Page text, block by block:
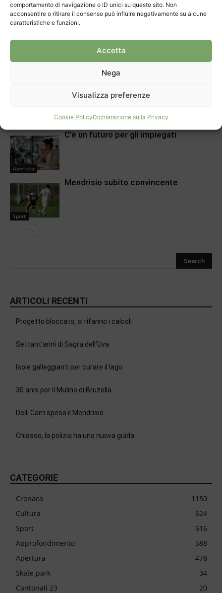
comportamento di navigazione o ID unici su questo sito. Non
acconsentire o ritirare il consenso può influire negativamente su alcune
caratteristiche e funzioni.
Accetta
Nega
Visualizza preferenze
Cookie PolicyDichiarazione sulla Privacy
Sport
Chiasso, la polizia ha una nuova guida
svizzero
Apertura
C’è un futuro per gli impiegati
Sport
Mendrisio subito convincente
ARTICOLI RECENTI
Progetto bloccato, si rifanno i calcoli
Settant’anni di Sagra dell’Uva
Isole galleggianti per curare il lago
30 anni per il Mulino di Bruzella
Delli Carri sposa il Mendrisio
Chiasso, la polizia ha una nuova guida
CATEGORIE
Cronaca
1150
Cultura
624
Sport
616
Approfondimento
588
Apertura
478
Skate park
34
Cantonali 23
20